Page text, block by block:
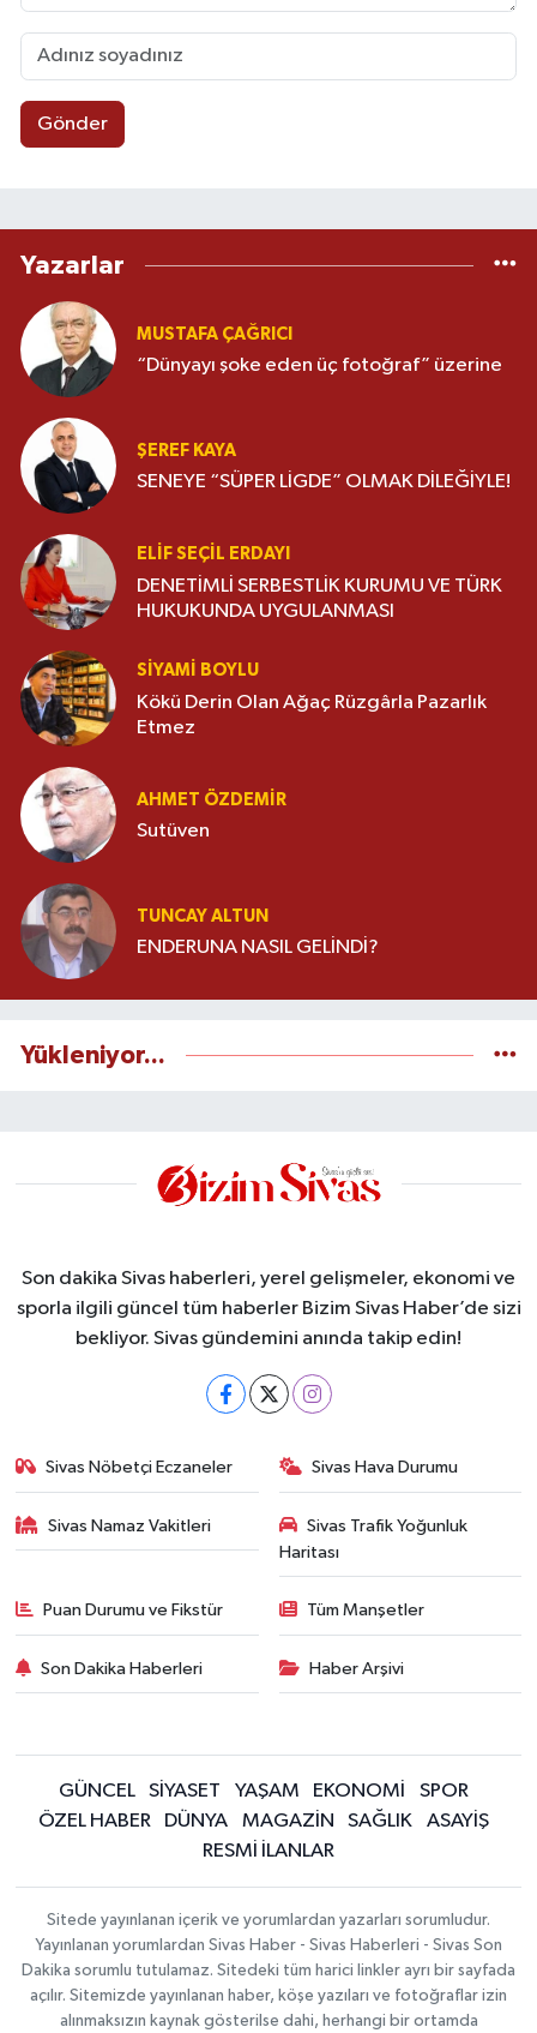
Gönder
Yazarlar
MUSTAFA ÇAĞRICI
“Dünyayı şoke eden üç fotoğraf” üzerine
ŞEREF KAYA
SENEYE “SÜPER LİGDE” OLMAK DİLEĞİYLE!
ELIF SEÇIL ERDAYI
DENETİMLİ SERBESTLİK KURUMU VE TÜRK
HUKUKUNDA UYGULANMASI
SIYAMI BOYLU
Kökü Derin Olan Ağaç Rüzgârla Pazarlık
Etmez
AHMET ÖZDEMIR
Sutüven
TUNCAY ALTUN
ENDERUNA NASIL GELİNDİ?
Yükleniyor...
Son dakika Sivas haberleri, yerel gelişmeler, ekonomi ve
sporla ilgili güncel tüm haberler Bizim Sivas Haber’de sizi
bekliyor. Sivas gündemini anında takip edin!
Sivas Nöbetçi Eczaneler Sivas Hava Durumu
Sivas Namaz Vakitleri
Sivas Trafik Yoğunluk
Haritası
Puan Durumu ve Fikstür Tüm Manşetler
Son Dakika Haberleri Haber Arşivi
GÜNCEL SİYASET YAŞAM EKONOMİ
SPOR
ÖZEL HABER
DÜNYA MAGAZİN SAĞLIK
ASAYİŞ
RESMİ İLANLAR
Sitede yayınlanan içerik ve yorumlardan yazarları sorumludur.
Yayınlanan yorumlardan Sivas Haber - Sivas Haberleri - Sivas Son
Dakika sorumlu tutulamaz. Sitedeki tüm harici linkler ayrı bir sayfada
açılır. Sitemizde yayınlanan haber, köşe yazıları ve fotoğraflar izin
alınmaksızın kaynak gösterilse dahi, herhangi bir ortamda